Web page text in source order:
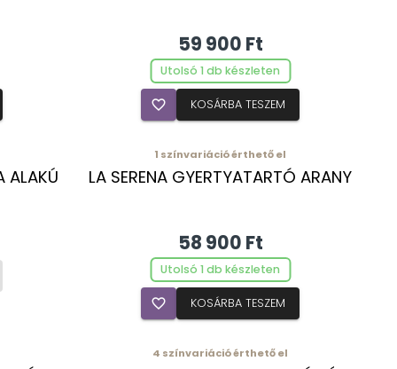
59 900 Ft
Utolsó 1 db készleten
favorite_border KOSÁRBA TESZEM
ALAKÚ
1 színvariáció érthető el
LA SERENA GYERTYATARTÓ ARANY
58 900 Ft
Utolsó 1 db készleten
favorite_border KOSÁRBA TESZEM
4 színvariáció érthető el